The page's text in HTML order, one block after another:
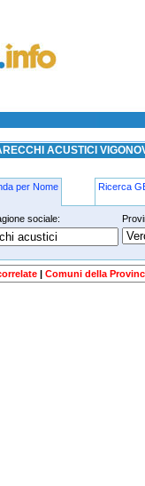
ACUSTICI
per Nome Ricerca
sociale:
acustici vigonovo
| Comuni della